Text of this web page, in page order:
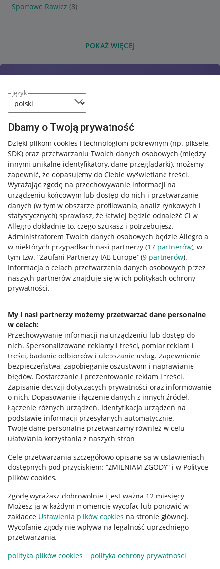
język
Dbamy o Twoją prywatność
Dzięki plikom cookies i technologiom pokrewnym (np. piksele,
SDK) oraz przetwarzaniu Twoich danych osobowych (między
innymi unikalne identyfikatory, dane przeglądarki), możemy
zapewnić, że dopasujemy do Ciebie wyświetlane treści.
Wyrażając zgodę na przechowywanie informacji na
urządzeniu końcowym lub dostęp do nich i przetwarzanie
danych (w tym w obszarze profilowania, analiz rynkowych i
statystycznych) sprawiasz, że łatwiej będzie odnaleźć Ci w
Allegro dokładnie to, czego szukasz i potrzebujesz.
Administratorem Twoich danych osobowych będzie Allegro a
w niektórych przypadkach nasi partnerzy (17 partnerów), w
tym tzw. “Zaufani Partnerzy IAB Europe” (9 partnerów).
Informacja o celach przetwarzania danych osobowych przez
naszych partnerów znajduje się w ich politykach ochrony
prywatności.
My i nasi partnerzy możemy przetwarzać dane personalne
w celach:
Przechowywanie informacji na urządzeniu lub dostęp do
nich. Spersonalizowane reklamy i treści, pomiar reklam i
treści, badanie odbiorców i ulepszanie usług. Zapewnienie
bezpieczeństwa, zapobieganie oszustwom i naprawianie
błędów. Dostarczanie i prezentowanie reklam i treści.
Zapisanie decyzji dotyczących prywatności oraz informowanie
o nich. Dopasowanie i łączenie danych z innych źródeł.
Łączenie różnych urządzeń. Identyfikacja urządzeń na
podstawie informacji przesyłanych automatycznie.
Twoje dane personalne przetwarzamy również w celu
ułatwiania korzystania z naszych stron
Cele przetwarzania szczegółowo opisane są w ustawieniach
dostępnych pod przyciskiem: “ZMIENIAM ZGODY” i w Polityce
plików cookies.
Zgodę wyrażasz dobrowolnie i jest ważna 12 miesięcy.
Możesz ją w każdym momencie wycofać lub ponowić w
zakładce Ustawienia plików cookies na stronie głównej.
Wycofanie zgody nie wpływa na legalność uprzedniego
przetwarzania.
polityka plików cookies
polityka ochrony prywatności
Sportowe Rawicz (8)
POKAŻ WIĘCEJ
Przydatne informacje
Jak to działa
Allegro Gadane dla sprzedających
Allegro Gadane dla kupujących
Mapa miejscowości
Informacje prawne
Regulamin
Polityka plików "cookies"
Ustawienia plików "cookies"
Udostępnianie lokalizacji
Informacje dla Aktu o Usługach Cyfrowych
Pobierz aplikację